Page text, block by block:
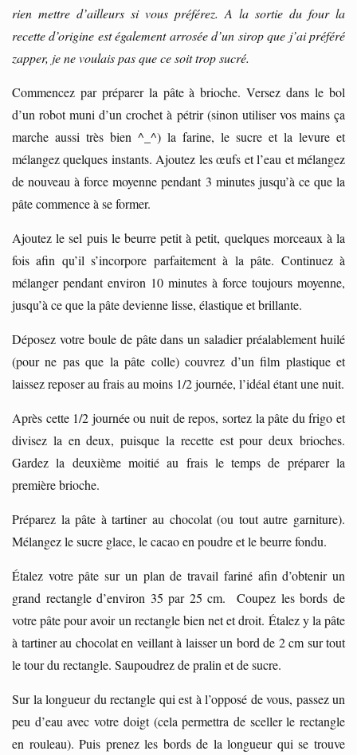
rien mettre d’ailleurs si vous préférez. A la sortie du four la
recette d’origine est également arrosée d’un sirop que j’ai préféré
zapper, je ne voulais pas que ce soit trop sucré.
Commencez par préparer la pâte à brioche. Versez dans le bol
d’un robot muni d’un crochet à pétrir (sinon utiliser vos mains ça
marche aussi très bien ^_^) la farine, le sucre et la levure et
mélangez quelques instants. Ajoutez les œufs et l’eau et mélangez
de nouveau à force moyenne pendant 3 minutes jusqu’à ce que la
pâte commence à se former.
Ajoutez le sel puis le beurre petit à petit, quelques morceaux à la
fois afin qu’il s’incorpore parfaitement à la pâte. Continuez à
mélanger pendant environ 10 minutes à force toujours moyenne,
jusqu’à ce que la pâte devienne lisse, élastique et brillante.
Déposez votre boule de pâte dans un saladier préalablement huilé
(pour ne pas que la pâte colle) couvrez d’un film plastique et
laissez reposer au frais au moins 1/2 journée, l’idéal étant une nuit.
Après cette 1/2 journée ou nuit de repos, sortez la pâte du frigo et
divisez la en deux, puisque la recette est pour deux brioches.
Gardez la deuxième moitié au frais le temps de préparer la
première brioche.
Préparez la pâte à tartiner au chocolat (ou tout autre garniture).
Mélangez le sucre glace, le cacao en poudre et le beurre fondu.
Étalez votre pâte sur un plan de travail fariné afin d’obtenir un
grand rectangle d’environ 35 par 25 cm. Coupez les bords de
votre pâte pour avoir un rectangle bien net et droit. Étalez y la pâte
à tartiner au chocolat en veillant à laisser un bord de 2 cm sur tout
le tour du rectangle. Saupoudrez de pralin et de sucre.
Sur la longueur du rectangle qui est à l’opposé de vous, passez un
peu d’eau avec votre doigt (cela permettra de sceller le rectangle
en rouleau). Puis prenez les bords de la longueur qui se trouve